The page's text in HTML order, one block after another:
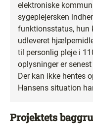
elektroniske
sygeplejersken
funktionsstatus, hun
udleveret
til personlig pleje i
oplysninger er
Der kan ikke hentes
Hansens situation
Projektets